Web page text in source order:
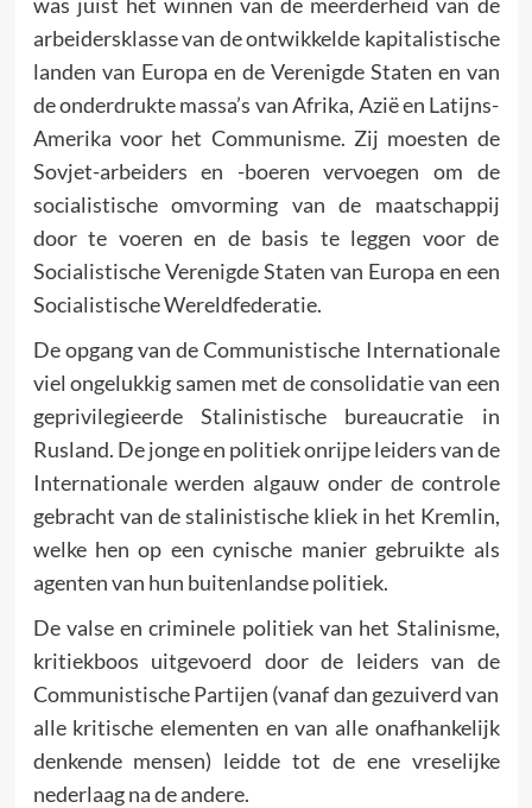
arbeidersklasse van de ontwikkelde kapitalistische
landen van Europa en de Verenigde Staten en van
de onderdrukte massa’s van Afrika, Azië en Latijns-
Amerika voor het Communisme. Zij moesten de
Sovjet-arbeiders en -boeren vervoegen om de
socialistische omvorming van de maatschappij
door te voeren en de basis te leggen voor de
Socialistische Verenigde Staten van Europa en een
Socialistische Wereldfederatie.
De opgang van de Communistische Internationale
viel ongelukkig samen met de consolidatie van een
geprivilegieerde Stalinistische bureaucratie in
Rusland. De jonge en politiek onrijpe leiders van de
Internationale werden algauw onder de controle
gebracht van de stalinistische kliek in het Kremlin,
welke hen op een cynische manier gebruikte als
agenten van hun buitenlandse politiek.
De valse en criminele politiek van het Stalinisme,
kritiekboos uitgevoerd door de leiders van de
Communistische Partijen (vanaf dan gezuiverd van
alle kritische elementen en van alle onafhankelijk
denkende mensen) leidde tot de ene vreselijke
nederlaag na de andere.